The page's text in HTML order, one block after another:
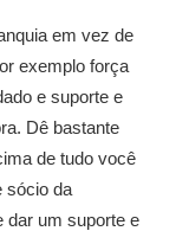
em vez de
exemplo força
e suporte e
Dê bastante
de tudo você
sócio da
dar um suporte e